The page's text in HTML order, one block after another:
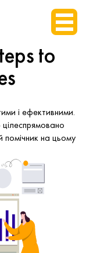
to
і ефективними.
цілеспрямовано
на цьому